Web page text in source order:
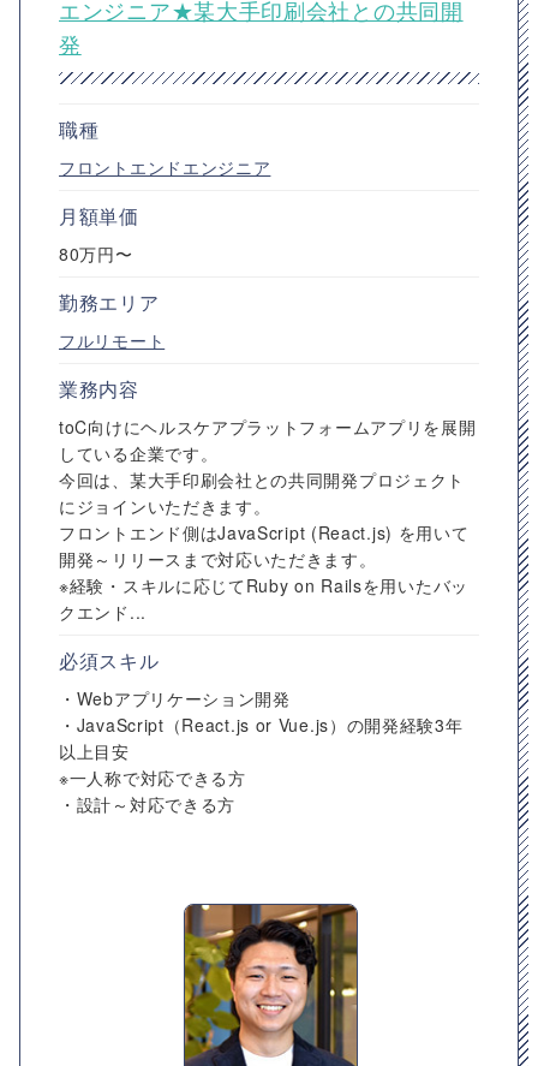
エンジニア★某大手印刷会社との共同開
発
職種
フロントエンドエンジニア
月額単価
80万円〜
勤務エリア
フルリモート
業務内容
toC向けにヘルスケアプラットフォームアプリを展開
している企業です。
今回は、某大手印刷会社との共同開発プロジェクト
にジョインいただきます。
フロントエンド側はJavaScript (React.js) を用いて
開発～リリースまで対応いただきます。
※経験・スキルに応じてRuby on Railsを用いたバッ
クエンド...
必須スキル
・Webアプリケーション開発
・JavaScript（React.js or Vue.js）の開発経験3年
以上目安
※一人称で対応できる方
・設計～対応できる方